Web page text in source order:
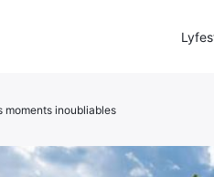
moments inoubliables